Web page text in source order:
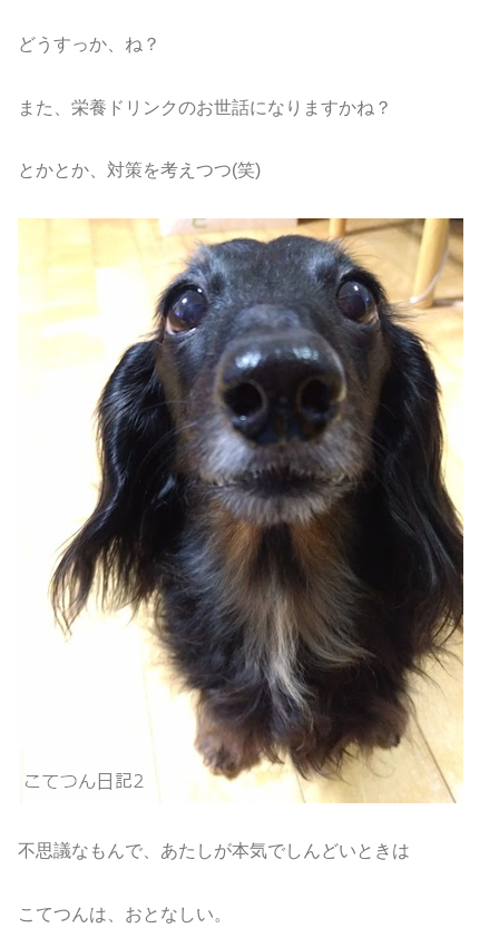
どうすっか、ね？
また、栄養ドリンクのお世話になりますかね？
とかとか、対策を考えつつ(笑)
不思議なもんで、あたしが本気でしんどいときは
こてつんは、おとなしい。